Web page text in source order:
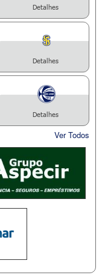
Detalhes
Detalhes
Detalhes
Ver Todos